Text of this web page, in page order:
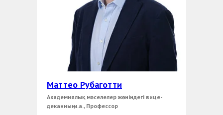
Маттео Рубаготти
Академиялық мәселелер жөніндегі вице-
деканның м.а., Профессор